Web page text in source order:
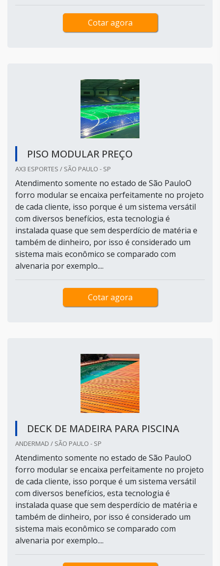
Cotar agora
PISO MODULAR PREÇO
AX3 ESPORTES / SÃO PAULO - SP
Atendimento somente no estado de São PauloO
forro modular se encaixa perfeitamente no projeto
de cada cliente, isso porque é um sistema versátil
com diversos benefícios, esta tecnologia é
instalada quase que sem desperdício de matéria e
também de dinheiro, por isso é considerado um
sistema mais econômico se comparado com
alvenaria por exemplo....
Cotar agora
DECK DE MADEIRA PARA PISCINA
ANDERMAD / SÃO PAULO - SP
Atendimento somente no estado de São PauloO
forro modular se encaixa perfeitamente no projeto
de cada cliente, isso porque é um sistema versátil
com diversos benefícios, esta tecnologia é
instalada quase que sem desperdício de matéria e
também de dinheiro, por isso é considerado um
sistema mais econômico se comparado com
alvenaria por exemplo....